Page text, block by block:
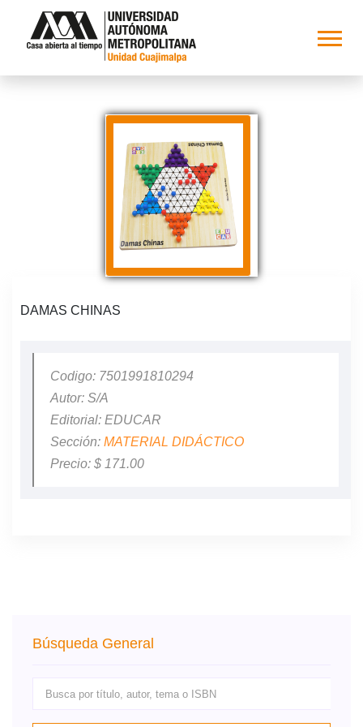
DAMAS CHINAS
Codigo: 7501991810294
Autor: S/A
Editorial: EDUCAR
Sección: MATERIAL DIDÁCTICO
Precio: $ 171.00
Búsqueda General